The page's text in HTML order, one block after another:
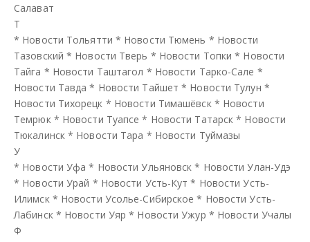
Салават
Т
* Новости Тольятти * Новости Тюмень * Новости
Тазовский * Новости Тверь * Новости Топки * Новости
Тайга * Новости Таштагол * Новости Тарко-Сале *
Новости Тавда * Новости Тайшет * Новости Тулун *
Новости Тихорецк * Новости Тимашёвск * Новости
Темрюк * Новости Туапсе * Новости Татарск * Новости
Тюкалинск * Новости Тара * Новости Туймазы
У
* Новости Уфа * Новости Ульяновск * Новости Улан-Удэ
* Новости Урай * Новости Усть-Кут * Новости Усть-
Илимск * Новости Усолье-Сибирское * Новости Усть-
Лабинск * Новости Уяр * Новости Ужур * Новости Учалы
Ф